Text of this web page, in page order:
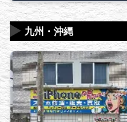
九州・沖縄
▶